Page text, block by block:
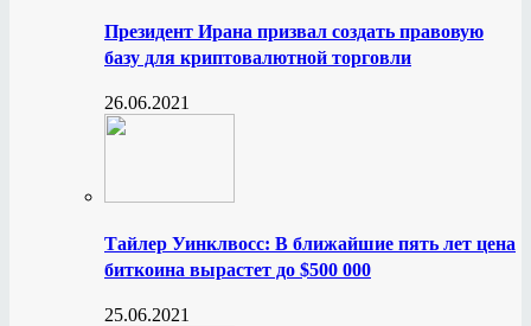
Президент Ирана призвал создать правовую
базу для криптовалютной торговли
26.06.2021
Тайлер Уинклвосс: В ближайшие пять лет цена
биткоина вырастет до $500 000
25.06.2021